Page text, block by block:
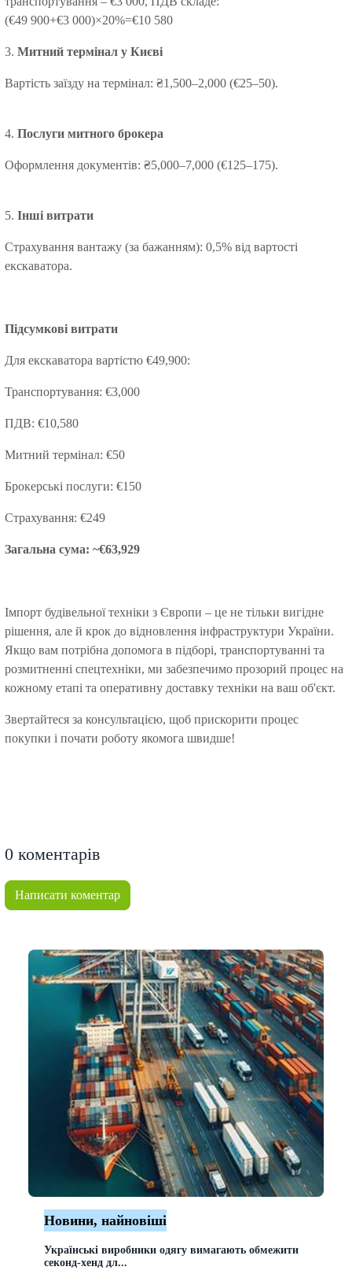
(€49 900+€3 000)×20%=€10 580
3.Митний термінал у Києві
Вартість заїзду на термінал: ₴1,500–2,000 (€25–50).
4.Послуги митного брокера
Оформлення документів: ₴5,000–7,000 (€125–175).
5.Інші витрати
Страхування вантажу (за бажанням): 0,5% від вартості
екскаватора.
Підсумкові витрати
Для екскаватора вартістю €49,900:
Транспортування: €3,000
ПДВ: €10,580
Митний термінал: €50
Брокерські послуги: €150
Страхування: €249
Загальна сума: ~€63,929
Імпорт будівельної техніки з Європи – це не тільки вигідне
рішення, але й крок до відновлення інфраструктури України.
Якщо вам потрібна допомога в підборі, транспортуванні та
розмитненні спецтехніки, ми забезпечимо прозорий процес на
кожному етапі та оперативну доставку техніки на ваш об'єкт.
Звертайтеся за консультацією, щоб прискорити процес
покупки і почати роботу якомога швидше!
0 коментарів
Написати коментар
Новини, найновіші
Українські виробники одягу вимагають обмежити
секонд-хенд дл...